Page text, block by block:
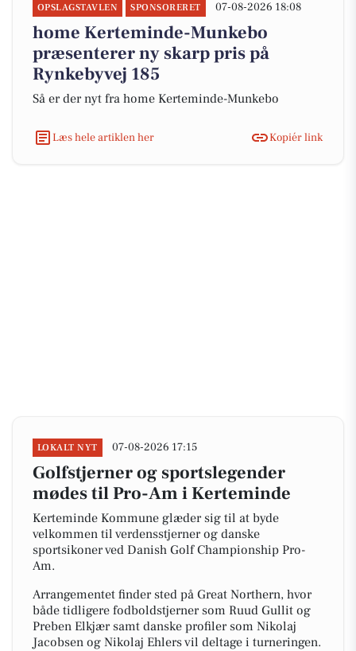
OPSLAGSTAVLEN SPONSORERET 07-08-2026 18:08
home Kerteminde-Munkebo
præsenterer ny skarp pris på
Rynkebyvej 185
Så er der nyt fra home Kerteminde-Munkebo
Læs hele artiklen her Kopiér link
LOKALT NYT 07-08-2026 17:15
Golfstjerner og sportslegender
mødes til Pro-Am i Kerteminde
Kerteminde Kommune glæder sig til at byde
velkommen til verdensstjerner og danske
sportsikoner ved Danish Golf Championship Pro-
Am.
Arrangementet finder sted på Great Northern, hvor
både tidligere fodboldstjerner som Ruud Gullit og
Preben Elkjær samt danske profiler som Nikolaj
Jacobsen og Nikolaj Ehlers vil deltage i turneringen.